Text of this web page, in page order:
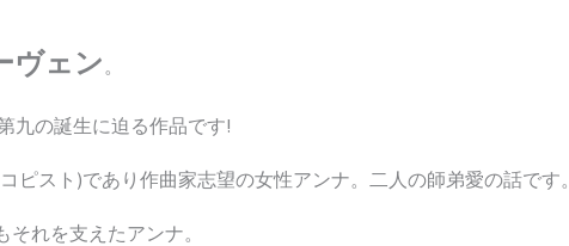
ヴェン。
九の誕生に迫る作品です!
ピスト)であり作曲家志望の女性アンナ。二人の師弟愛の話です。
れを支えたアンナ。